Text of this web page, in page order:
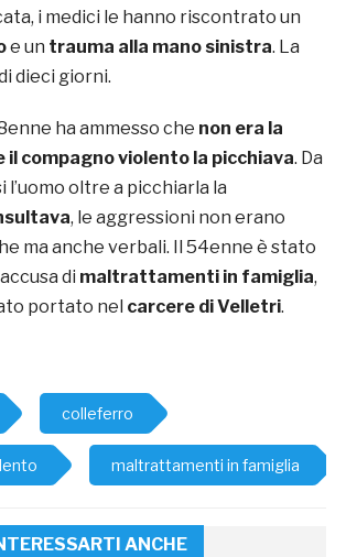
i medici le hanno riscontrato un
e un trauma alla mano sinistra. La
dieci giorni.
ha ammesso che non era la
il compagno violento la picchiava. Da
oltre a picchiarla la
, le aggressioni non erano
ma anche verbali. Il 54enne è stato
di maltrattamenti in famiglia,
portato nel carcere di Velletri.
colleferro
maltrattamenti in famiglia
ANCHE